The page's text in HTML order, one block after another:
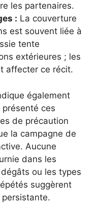
les partenaires.
: La couverture
est souvent liée à
tente
extérieures ; les
affecter ce récit.
également
ces
de précaution
la campagne de
Aucune
dans les
ou les types
suggèrent